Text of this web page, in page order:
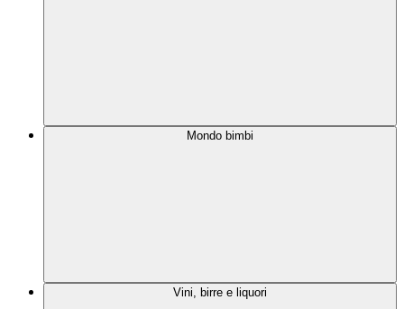
Mondo bimbi
Vini, birre e liquori